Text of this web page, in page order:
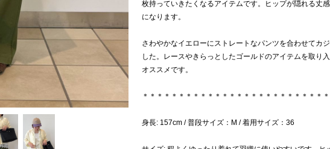
枚持っていきたくなるアイテムです。ヒップが隠れる丈
になります。
さわやかなイエローにストレートなパンツを合わせてカ
した。レースやきらっとしたゴールドのアイテムを取り
オススメです。
＊＊＊＊＊＊＊＊＊＊＊＊＊＊＊＊＊＊＊＊＊＊＊＊＊＊
身長: 157cm / 普段サイズ：M / 着用サイズ：36